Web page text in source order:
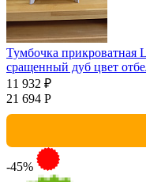
Тумбочка прикроватная
сращенный дуб цвет
11 932 ₽
21 694 Р
-45%